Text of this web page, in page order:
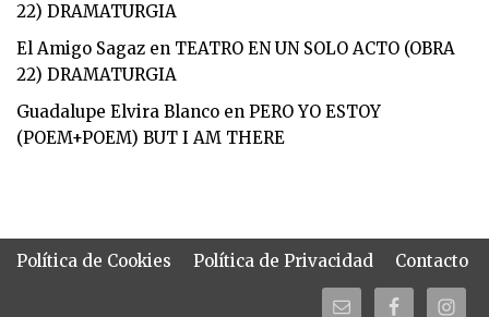
22) DRAMATURGIA
El Amigo Sagaz en TEATRO EN UN SOLO ACTO (OBRA
22) DRAMATURGIA
Guadalupe Elvira Blanco en PERO YO ESTOY
(POEM+POEM) BUT I AM THERE
Política de Cookies Política de Privacidad Contacto